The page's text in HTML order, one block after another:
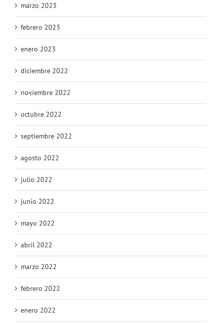
marzo 2023
febrero 2023
enero 2023
diciembre 2022
noviembre 2022
octubre 2022
septiembre 2022
agosto 2022
julio 2022
junio 2022
mayo 2022
abril 2022
marzo 2022
febrero 2022
enero 2022